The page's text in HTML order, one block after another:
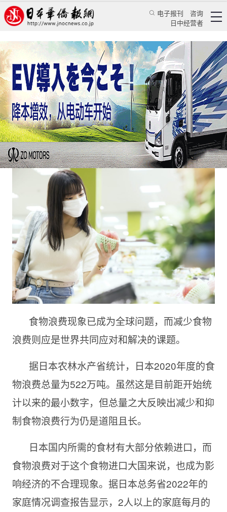
电子报刊
咨询
日中经营者
省钱又环保，但你会在日本买临期食品吗？
张小南 日本新闻 社会观察
日本华侨报 2023/4/14 02:08:40
食物浪费现象已成为全球问题，而减少食物
浪费则应是世界共同应对和解决的课题。
据日本农林水产省统计，日本2020年度的食
物浪费总量为522万吨。虽然这是目前距开始统
计以来的最小数字，但总量之大反映出减少和抑
制食物浪费行为仍是道阻且长。
日本国内所需的食材有大部分依赖进口，而
食物浪费对于这个食物进口大国来说，也成为影
响经济的不合理现象。据日本总务省2022年的
家庭情况调查报告显示，2人以上的家庭每月的